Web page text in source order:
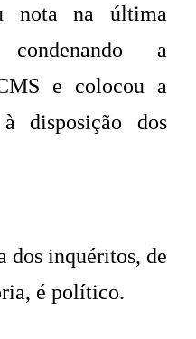
nota na última
a
e colocou a
disposição dos
dos inquéritos, de
é político.